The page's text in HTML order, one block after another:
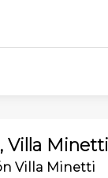
Villa
Villa Minetti